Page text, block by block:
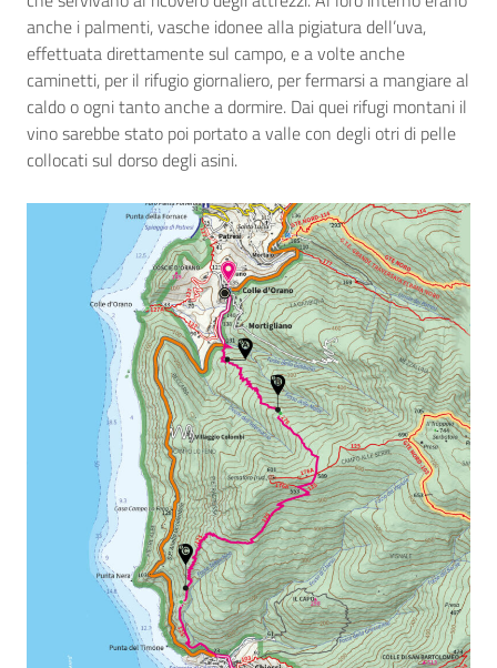
anche i palmenti, vasche idonee alla pigiatura dell’uva,
effettuata direttamente sul campo, e a volte anche
caminetti, per il rifugio giornaliero, per fermarsi a mangiare al
caldo o ogni tanto anche a dormire. Dai quei rifugi montani il
vino sarebbe stato poi portato a valle con degli otri di pelle
collocati sul dorso degli asini.